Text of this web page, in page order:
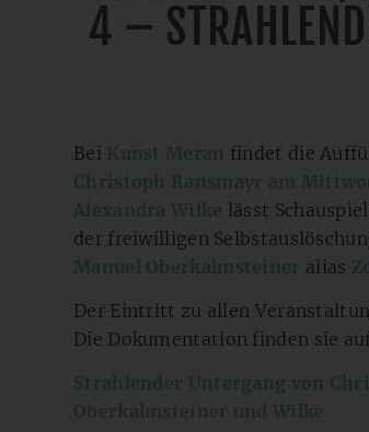
4 –
Bei Kunst Meran findet die
Christoph Ransmayr am
Alexandra Wilke lässt
der freiwilligen
Manuel Oberkalmsteiner alias
Der Eintritt zu allen
Die Dokumentation finden sie
Strahlender Untergang von
Oberkalmsteiner und Wilke